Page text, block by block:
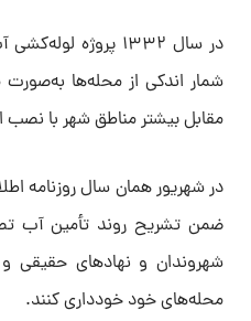
در سال ۱۳۳۲
شمار اندکی از محله‌ها
مقابل بیشتر مناطق شهر با
در شهریور همان سال روزنامه
ضمن تشریح روند تأمین آب
شهروندان و نهادهای حقیقی
محله‌های خود خودداری کنند.